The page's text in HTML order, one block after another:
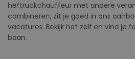
heftruckchauffeur met andere
combineren, zit je goed in ons
vacatures. Bekijk het zelf en vind je
baan.